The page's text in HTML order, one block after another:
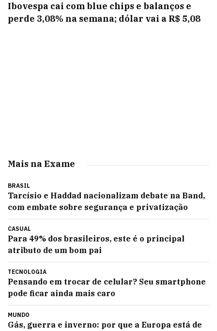
Ibovespa cai com blue chips e balanços e
perde 3,08% na semana; dólar vai a R$ 5,08
Mais na Exame
BRASIL
Tarcísio e Haddad nacionalizam debate na Band,
com embate sobre segurança e privatização
CASUAL
Para 49% dos brasileiros, este é o principal
atributo de um bom pai
TECNOLOGIA
Pensando em trocar de celular? Seu smartphone
pode ficar ainda mais caro
MUNDO
Gás, guerra e inverno: por que a Europa está de